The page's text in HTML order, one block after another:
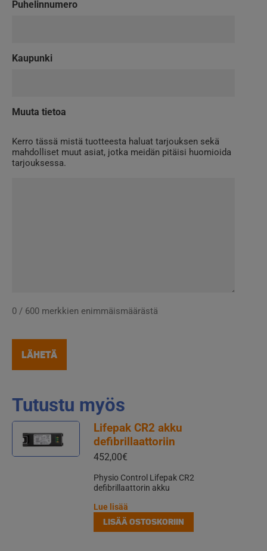
Puhelinnumero
Kaupunki
Muuta tietoa
Kerro tässä mistä tuotteesta haluat tarjouksen sekä
mahdolliset muut asiat, jotka meidän pitäisi huomioida
tarjouksessa.
0 / 600 merkkien enimmäismäärästä
Tutustu myös
Lifepak CR2 akku
defibrillaattoriin
452,00€
Physio Control Lifepak CR2
defibrillaattorin akku
Lue lisää
LISÄÄ OSTOSKORIIN